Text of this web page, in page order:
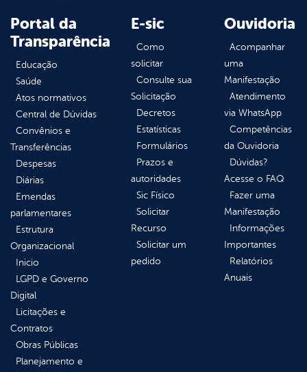
Portal da
Transparência
Educação
Saúde
Atos normativos
Central de Dúvidas
Convênios e
Transferências
Despesas
Diárias
Emendas
parlamentares
Estrutura
Organizacional
Inicio
LGPD e Governo
Digital
Licitações e
Contratos
Obras Públicas
Planejamento e
E-sic
Como
solicitar
Consulte sua
Solicitação
Decretos
Estatísticas
Formulários
Prazos e
autoridades
Sic Físico
Solicitar
Recurso
Solicitar um
pedido
Ouvidoria
Acompanhar
uma
Manifestação
Atendimento
via WhatsApp
Competências
da Ouvidoria
Dúvidas?
Acesse o FAQ
Fazer uma
Manifestação
Informações
Importantes
Relatórios
Anuais